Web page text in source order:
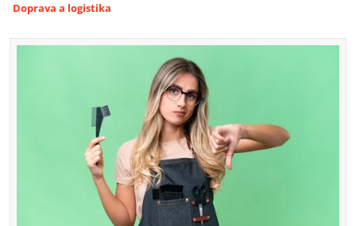
Doprava a logistika